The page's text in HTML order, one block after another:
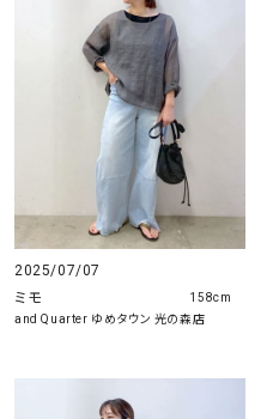
2025/07/07
ミモ
and Quarter ゆめタウン 光の森店
158cm